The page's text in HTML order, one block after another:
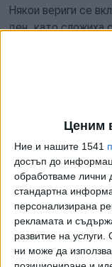
Ценим
Ние и нашите 1541
достъп до
обработваме лични
стандартна
персонализирана
рекламата и
развитие на услуги.
ни може да
Някои вериги се
ден, като сложиха
"Кошница с грижа"
намаления на
е договорило
разлика от
"Не е картел"
Правителството е
търговска
предложили
Гечев. Така
масово сваляне
забранено